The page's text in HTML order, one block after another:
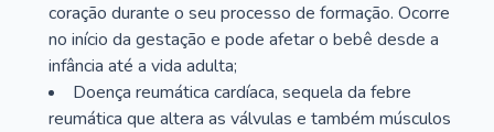
coração durante o seu processo de formação. Ocorre
no início da gestação e pode afetar o bebê desde a
infância até a vida adulta;
Doença reumática cardíaca, sequela da febre
reumática que altera as válvulas e também músculos